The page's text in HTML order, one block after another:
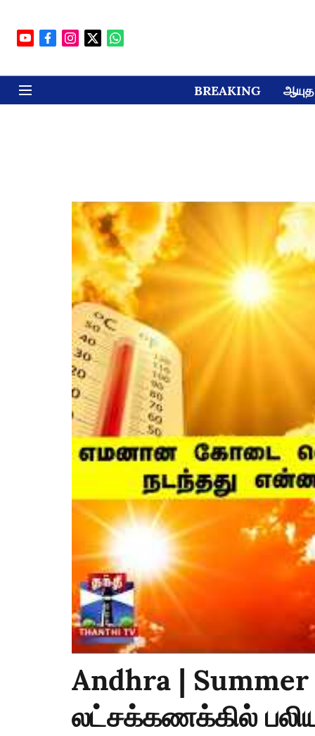
BREAKING ஆயுத
Andhra |
லட்சக்கணக்கில்